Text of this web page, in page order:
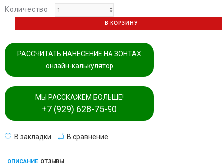
Количество
В КОРЗИНУ
РАССЧИТАТЬ НАНЕСЕНИЕ НА ЗОНТАХ
онлайн-калькулятор
МЫ РАССКАЖЕМ БОЛЬШЕ!
+7 (929) 628-75-90
В закладки В сравнение
ОПИСАНИЕ ОТЗЫВЫ